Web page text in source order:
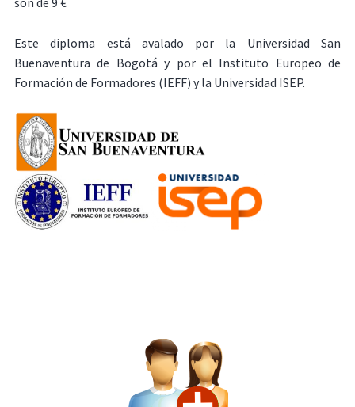
Este diploma está avalado por la Universidad San
Buenaventura de Bogotá y por el Instituto Europeo de
Formación de Formadores (IEFF) y la Universidad ISEP.